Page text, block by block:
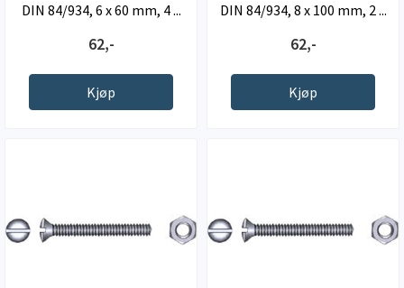
DIN 84/934, 6 x 60 mm, 4 ...
62,-
Kjøp
DIN 84/934, 8 x 100 mm, 2 ...
62,-
Kjøp